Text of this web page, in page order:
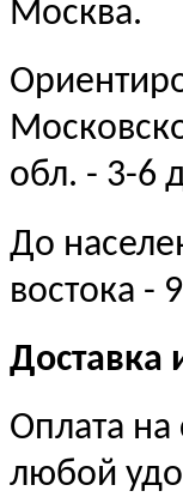
Москва.
обл. - 3-6
До
востока -
Доставка
Оплата на
любой